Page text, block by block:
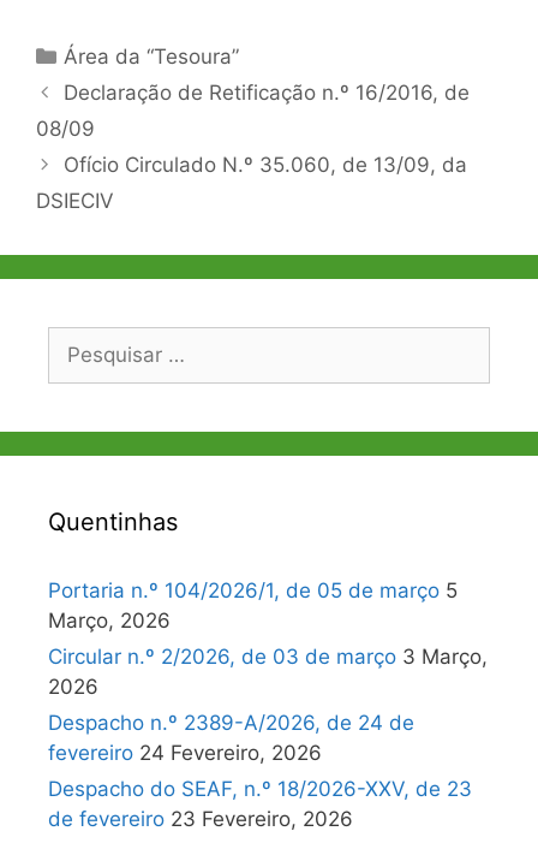
Categorias
Área da “Tesoura”
Navegação
de
Declaração de Retificação n.º 16/2016, de
08/09
Ofício Circulado N.º 35.060, de 13/09, da
DSIECIV
Pesquisar
Quentinhas
Portaria n.º 104/2026/1, de 05 de março 5
Março, 2026
Circular n.º 2/2026, de 03 de março 3 Março,
2026
Despacho n.º 2389-A/2026, de 24 de
fevereiro 24 Fevereiro, 2026
Despacho do SEAF, n.º 18/2026-XXV, de 23
de fevereiro 23 Fevereiro, 2026